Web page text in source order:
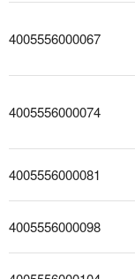
4005556000067
4005556000074
4005556000081
4005556000098